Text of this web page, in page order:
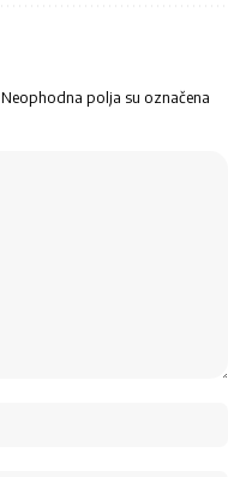
Neophodna polja su označena